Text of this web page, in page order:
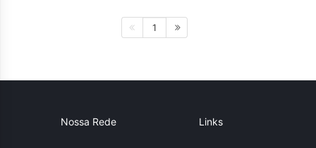
1
Nossa Rede Links